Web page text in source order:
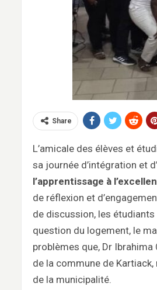
Share
L’amicale des élèves et
sa journée d’intégration et
l’apprentissage à
de réflexion et
de discussion, les
question du logement, le
problèmes que, Dr
de la commune de
de la municipalité.